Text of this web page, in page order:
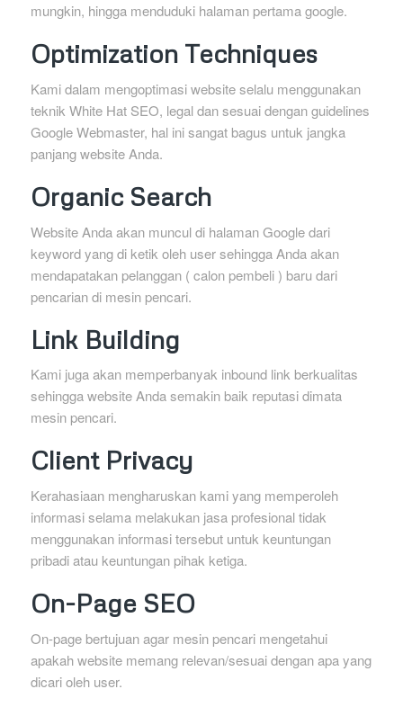
mungkin, hingga menduduki halaman pertama google.
Optimization Techniques
Kami dalam mengoptimasi website selalu menggunakan
teknik White Hat SEO, legal dan sesuai dengan guidelines
Google Webmaster, hal ini sangat bagus untuk jangka
panjang website Anda.
Organic Search
Website Anda akan muncul di halaman Google dari
keyword yang di ketik oleh user sehingga Anda akan
mendapatakan pelanggan ( calon pembeli ) baru dari
pencarian di mesin pencari.
Link Building
Kami juga akan memperbanyak inbound link berkualitas
sehingga website Anda semakin baik reputasi dimata
mesin pencari.
Client Privacy
Kerahasiaan mengharuskan kami yang memperoleh
informasi selama melakukan jasa profesional tidak
menggunakan informasi tersebut untuk keuntungan
pribadi atau keuntungan pihak ketiga.
On-Page SEO
On-page bertujuan agar mesin pencari mengetahui
apakah website memang relevan/sesuai dengan apa yang
dicari oleh user.